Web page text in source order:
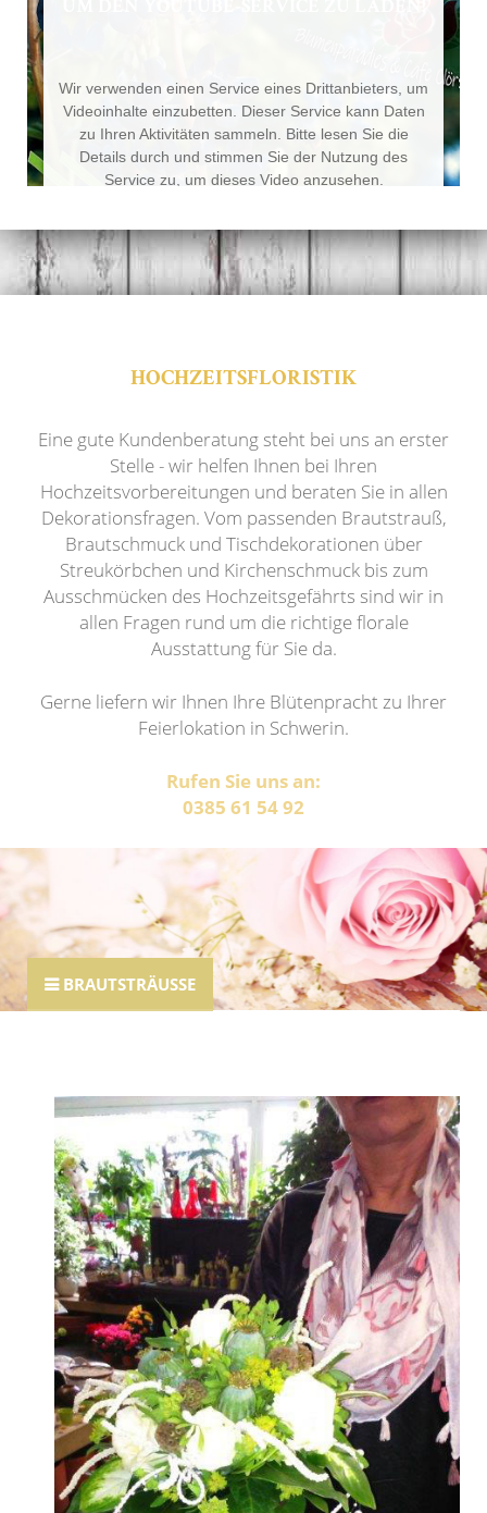
Wir verwenden einen Service eines Drittanbieters, um
Videoinhalte einzubetten. Dieser Service kann Daten
zu Ihren Aktivitäten sammeln. Bitte lesen Sie die
Details durch und stimmen Sie der Nutzung des
Service zu, um dieses Video anzusehen.
Mehr Informationen
Akzeptieren
Platform
HOCHZEITSFLORISTIK
Eine gute Kundenberatung steht bei uns an erster
Stelle - wir helfen Ihnen bei Ihren
Hochzeitsvorbereitungen und beraten Sie in allen
Dekorationsfragen. Vom passenden Brautstrauß,
Brautschmuck und Tischdekorationen über
Streukörbchen und Kirchenschmuck bis zum
Ausschmücken des Hochzeitsgefährts sind wir in
allen Fragen rund um die richtige florale
Ausstattung für Sie da.
Gerne liefern wir Ihnen Ihre Blütenpracht zu Ihrer
Feierlokation in Schwerin.
Rufen Sie uns an:
0385 61 54 92
BRAUTSTRÄUSSE